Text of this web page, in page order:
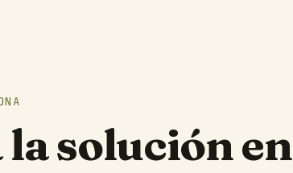
solución en